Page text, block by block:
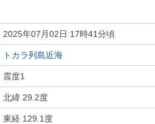
2025年07月02日 17時41分頃
トカラ列島近海
震度1
北緯 29.2度
東経 129.1度